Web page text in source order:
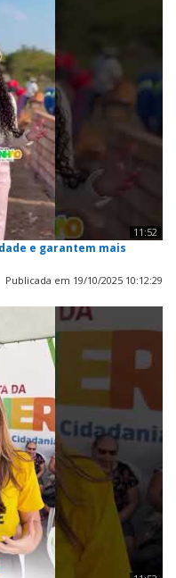
11:52
e garantem mais
Publicada em 19/10/2025 10:12:29